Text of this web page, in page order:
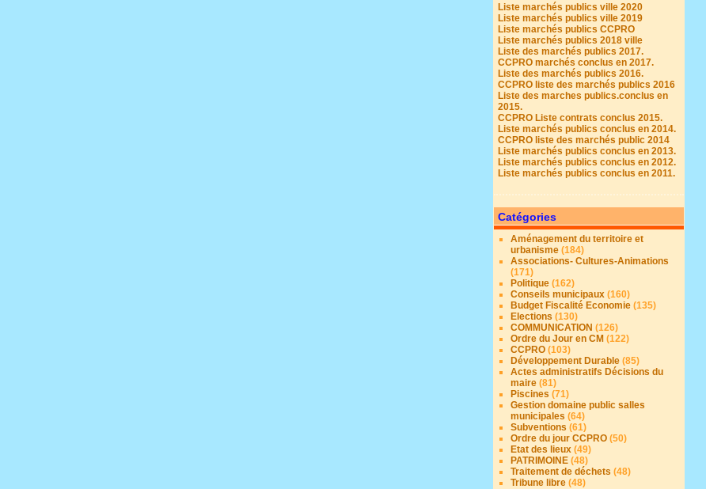
Liste marchés publics ville 2020
Liste marchés publics ville 2019
Liste marchés publics CCPRO
Liste marchés publics 2018 ville
Liste des marchés publics 2017.
CCPRO marchés conclus en 2017.
Liste des marchés publics 2016.
CCPRO liste des marchés publics 2016
Liste des marches publics.conclus en
2015.
CCPRO Liste contrats conclus 2015.
Liste marchés publics conclus en 2014.
CCPRO liste des marchés public 2014
Liste marchés publics conclus en 2013.
Liste marchés publics conclus en 2012.
Liste marchés publics conclus en 2011.
Catégories
Aménagement du territoire et
urbanisme (184)
Associations- Cultures-Animations
(171)
Politique (162)
Conseils municipaux (160)
Budget Fiscalité Economie (135)
Elections (130)
COMMUNICATION (126)
Ordre du Jour en CM (122)
CCPRO (103)
Développement Durable (85)
Actes administratifs Décisions du
maire (81)
Piscines (71)
Gestion domaine public salles
municipales (64)
Subventions (61)
Ordre du jour CCPRO (50)
Etat des lieux (49)
PATRIMOINE (48)
Traitement de déchets (48)
Tribune libre (48)